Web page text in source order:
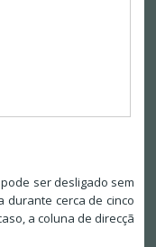
ser desligado sem
durante cerca de cinco
a coluna de direcçã